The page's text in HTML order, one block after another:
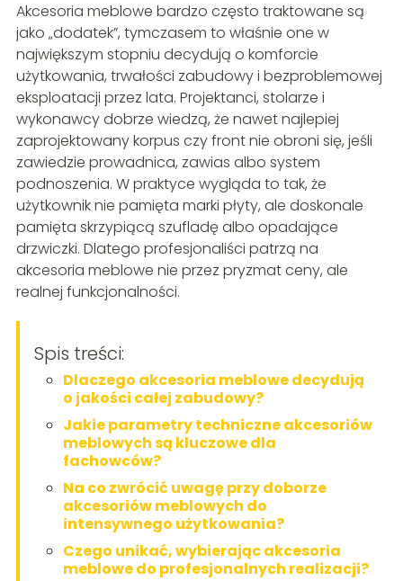
Akcesoria meblowe bardzo często traktowane są
jako „dodatek”, tymczasem to właśnie one w
największym stopniu decydują o komforcie
użytkowania, trwałości zabudowy i bezproblemowej
eksploatacji przez lata. Projektanci, stolarze i
wykonawcy dobrze wiedzą, że nawet najlepiej
zaprojektowany korpus czy front nie obroni się, jeśli
zawiedzie prowadnica, zawias albo system
podnoszenia. W praktyce wygląda to tak, że
użytkownik nie pamięta marki płyty, ale doskonale
pamięta skrzypiącą szufladę albo opadające
drzwiczki. Dlatego profesjonaliści patrzą na
akcesoria meblowe nie przez pryzmat ceny, ale
realnej funkcjonalności.
Spis treści:
Dlaczego akcesoria meblowe decydują
o jakości całej zabudowy?
Jakie parametry techniczne akcesoriów
meblowych są kluczowe dla
fachowców?
Na co zwrócić uwagę przy doborze
akcesoriów meblowych do
intensywnego użytkowania?
Czego unikać, wybierając akcesoria
meblowe do profesjonalnych realizacji?